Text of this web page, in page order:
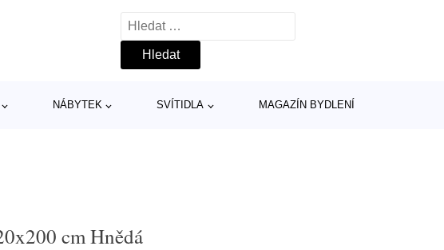
Vyhledávání
NÁBYTEK SVÍTIDLA MAGAZÍN BYDLENÍ
cm Hnědá